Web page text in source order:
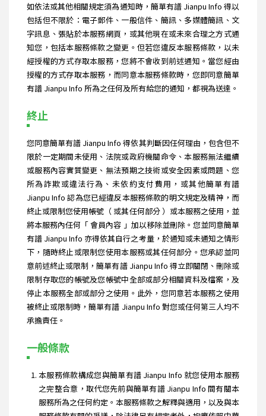
如依法或其他相關規定須為通知時，簡單有譜 Jianpu Info 得以
包括但不限於：電子郵件、一般信件、簡訊、多媒體簡訊、文
字訊息、張貼於本服務網頁，或其他現在或未來合理之方式通
知您，包括本服務條款之變更。但若您違反本服務條款，以未
經授權的方式存取本服務，您將不會收到前述通知。當您經由
授權的方式存取本服務，而同意本服務條款時，您即同意簡單
有譜 Jianpu Info 所為之任何及所有給您的通知，都視為送達。
終止
您同意簡單有譜 Jianpu Info 得依其判斷因任何理由，包含但不
限於一定期間未使用、法院或政府機關命令、本服務無法繼續
或服務內容實質變更、無法預期之技術或安全因素或問題、您
所為詐欺或違法行為、未依約支付費用，或其他簡單有譜
Jianpu Info 認為您已經違反本服務條款的明文規定及精神，而
終止或限制您使用帳號（ 或其任何部分 ）或本服務之使用，並
將本服務內任何「 會員內容 」加以移除並刪除。您並同意簡單
有譜 Jianpu Info 亦得依其自行之考量，於通知或未通知之情形
下，隨時終止或限制您使用本服務或其任何部分。您承認並同
意前述終止或限制，簡單有譜 Jianpu Info 得立即關閉、刪除或
限制存取您的帳號及您帳號中全部或部分相關資料及檔案，及
停止本服務全部或部分之使用。此外，您同意若本服務之使用
被終止或限制時，簡單有譜 Jianpu Info 對您或任何第三人均不
承擔責任。
一般條款
本服務條款構成您與簡單有譜 Jianpu Info 就您使用本服務
之完整合意，取代您先前與簡單有譜 Jianpu Info 間有關本
服務所為之任何約定。本服務條款之解釋與適用，以及與本